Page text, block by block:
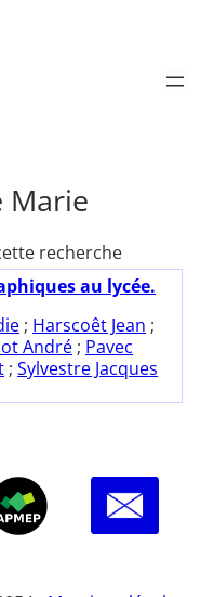
Marie
recherche
au lycée.
; Harscoêt Jean ;
André ; Pavec
; Sylvestre Jacques